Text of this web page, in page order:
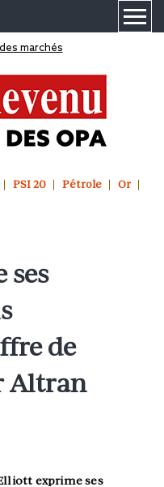
marchés
PSI 20 Pétrole
Or
de
Altran
exprime ses